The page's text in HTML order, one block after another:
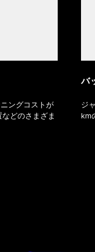
ングコストが
どのさまざま
バ
ジ
km